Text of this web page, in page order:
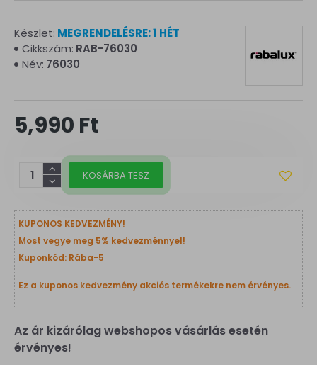
KUPONOS KEDVEZMÉNY!
Most vegye meg 5% kedvezménnyel!
Kuponkód: Rába-5
Ez a kuponos kedvezmény akciós termékekre nem érvényes.
Az ár kizárólag webshopos vásárlás esetén
érvényes!
5,990 Ft
Készlet: MEGRENDELÉSRE: 1 HÉT
Cikkszám: RAB-76030
Név: 76030
KOSÁRBA TESZ